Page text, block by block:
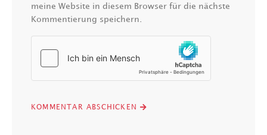
meine Website in diesem Browser für die nächste
Kommentierung speichern.